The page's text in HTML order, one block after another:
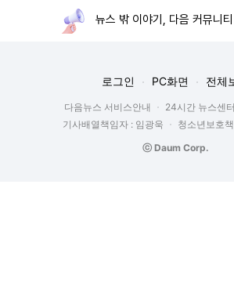
뉴스 밖 이야기, 다음 커뮤니티
로그인 PC화면 전체
다음뉴스 서비스안내 24시간 뉴스센터
기사배열책임자 : 임광욱
청소년보호
ⓒ Daum Corp.